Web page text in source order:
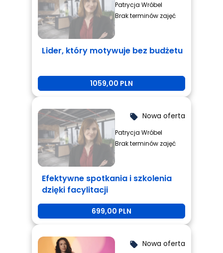
Patrycja Wróbel
Brak terminów zajęć
Lider, który motywuje bez budżetu
1059,00 PLN
local_offer Nowa oferta
Patrycja Wróbel
Brak terminów zajęć
Efektywne spotkania i szkolenia
dzięki facylitacji
699,00 PLN
local_offer Nowa oferta